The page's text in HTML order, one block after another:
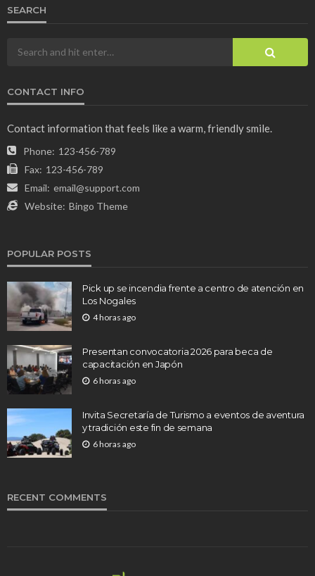
SEARCH
CONTACT INFO
Contact information that feels like a warm, friendly smile.
Phone: 123-456-789
Fax: 123-456-789
Email: email@support.com
Website: Bingo Theme
POPULAR POSTS
Pick up se incendia frente a centro de atención en
Los Nogales
4 horas ago
Presentan convocatoria 2026 para beca de
capacitación en Japón
6 horas ago
Invita Secretaría de Turismo a eventos de aventura
y tradición este fin de semana
6 horas ago
RECENT COMMENTS